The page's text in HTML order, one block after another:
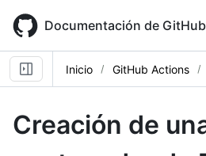
main
content
Documentación de GitHub
Inicio GitHub Actions
Creación de